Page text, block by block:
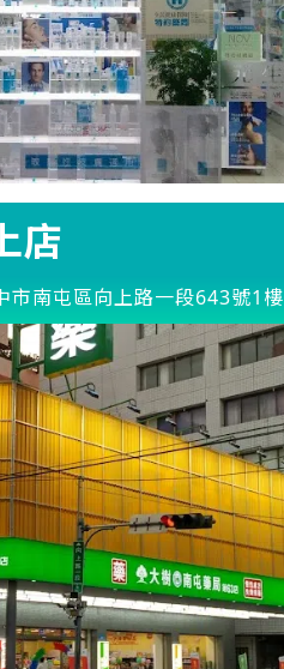
店
市南屯區向上路一段643號1樓